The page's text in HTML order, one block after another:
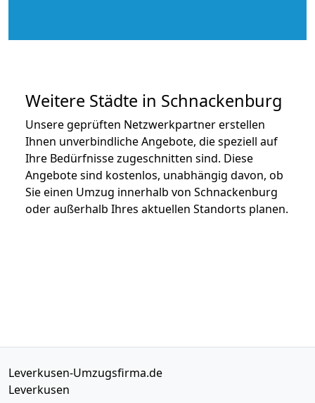
Weitere Städte in Schnackenburg
Unsere geprüften Netzwerkpartner erstellen
Ihnen unverbindliche Angebote, die speziell auf
Ihre Bedürfnisse zugeschnitten sind. Diese
Angebote sind kostenlos, unabhängig davon, ob
Sie einen Umzug innerhalb von Schnackenburg
oder außerhalb Ihres aktuellen Standorts planen.
Leverkusen-Umzugsfirma.de
Leverkusen